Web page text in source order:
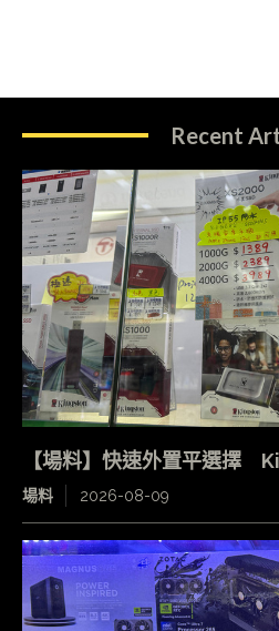
Recent
【場料】快速外置平選擇
場料 2026-08-09